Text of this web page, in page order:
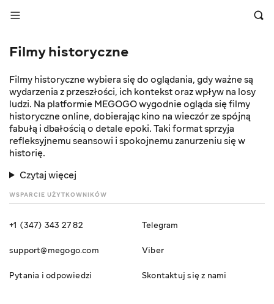
Filmy historyczne
Filmy historyczne wybiera się do oglądania, gdy ważne są
wydarzenia z przeszłości, ich kontekst oraz wpływ na losy
ludzi. Na platformie MEGOGO wygodnie ogląda się filmy
historyczne online, dobierając kino na wieczór ze spójną
fabułą i dbałością o detale epoki. Taki format sprzyja
refleksyjnemu seansowi i spokojnemu zanurzeniu się w
historię.
Czytaj więcej
WSPARCIE UŻYTKOWNIKÓW
+1 (347) 343 27 82
support@megogo.com
Pytania i odpowiedzi
Telegram
Viber
Skontaktuj się z nami